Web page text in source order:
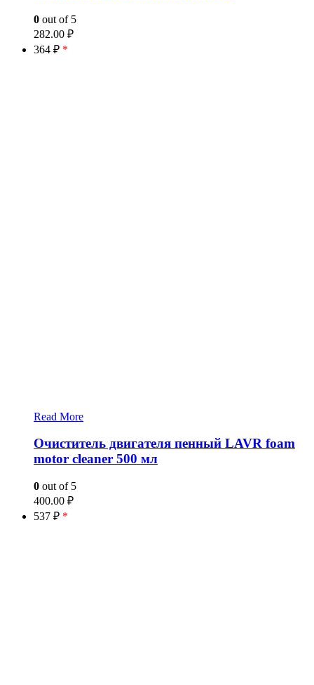
0 out of 5
282.00 ₽
364 ₽ *
Read More
Очиститель двигателя пенный LAVR foam
motor cleaner 500 мл
0 out of 5
400.00 ₽
537 ₽ *